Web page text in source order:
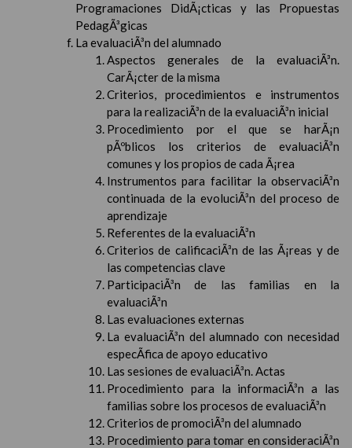
Programaciones DidÃ¡cticas y las Propuestas
PedagÃ³gicas
La evaluaciÃ³n del alumnado
Aspectos generales de la evaluaciÃ³n.
CarÃ¡cter de la misma
Criterios, procedimientos e instrumentos
para la realizaciÃ³n de la evaluaciÃ³n inicial
Procedimiento por el que se harÃ¡n
pÃºblicos los criterios de evaluaciÃ³n
comunes y los propios de cada Ã¡rea
Instrumentos para facilitar la observaciÃ³n
continuada de la evoluciÃ³n del proceso de
aprendizaje
Referentes de la evaluaciÃ³n
Criterios de calificaciÃ³n de las Ã¡reas y de
las competencias clave
ParticipaciÃ³n de las familias en la
evaluaciÃ³n
Las evaluaciones externas
La evaluaciÃ³n del alumnado con necesidad
especÃ­fica de apoyo educativo
Las sesiones de evaluaciÃ³n. Actas
Procedimiento para la informaciÃ³n a las
familias sobre los procesos de evaluaciÃ³n
Criterios de promociÃ³n del alumnado
Procedimiento para tomar en consideraciÃ³n